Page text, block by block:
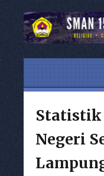
Statistik
Negeri